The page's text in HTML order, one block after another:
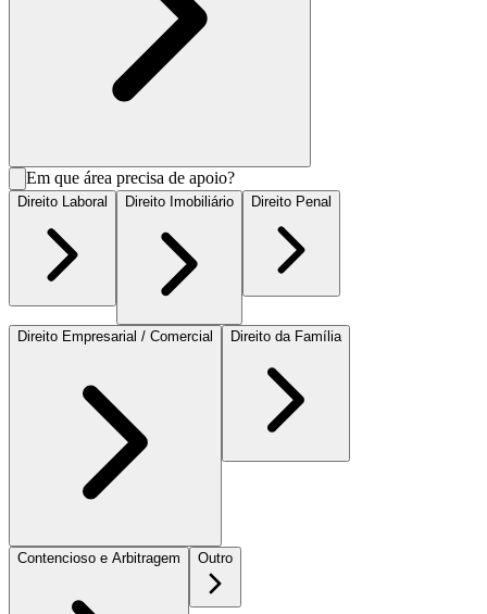
Em que área precisa de apoio?
Direito Laboral Direito Imobiliário Direito Penal
Direito Empresarial / Comercial Direito da Família
Contencioso e Arbitragem Outro